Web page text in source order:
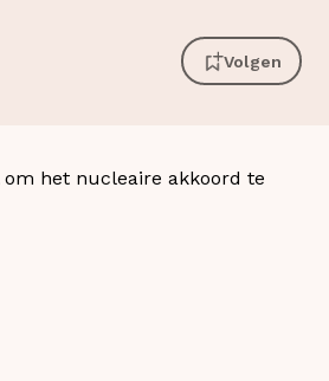
Volgen
het nucleaire akkoord te